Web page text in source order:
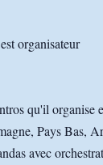
organisateur
qu'il organise
Pays Bas,
avec